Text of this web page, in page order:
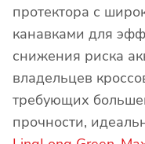
протектора с
канавками для
снижения риска
владельцев
требующих
прочности,